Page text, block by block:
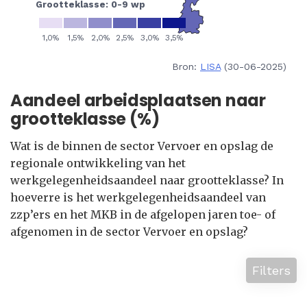
Bron: LISA(30-06-2025)
Aandeel arbeidsplaatsen naar
grootteklasse (%)
Wat is de binnen de sector Vervoer en opslag de
regionale ontwikkeling van het
werkgelegenheidsaandeel naar grootteklasse? In
hoeverre is het werkgelegenheidsaandeel van
zzp’ers en het MKB in de afgelopen jaren toe- of
afgenomen in de sector Vervoer en opslag?
Filters